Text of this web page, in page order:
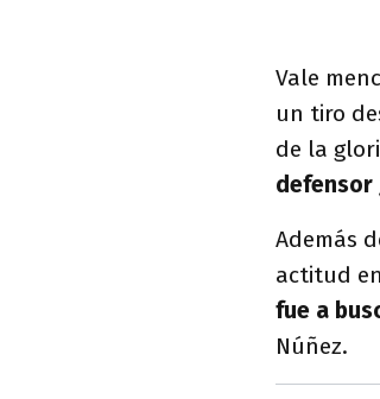
Vale
un tiro
de la
defensor
Además
actitud
fue a
Núñez.